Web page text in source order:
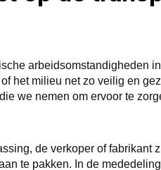
het milieu net zo veilig en
we nemen om ervoor te
de verkoper of
te pakken. In de